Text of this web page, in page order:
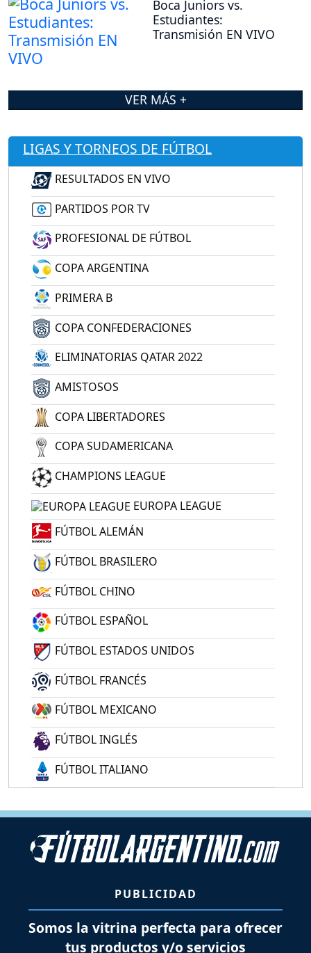
Boca Juniors vs.
Estudiantes:
Transmisión EN VIVO
VER MÁS +
LIGAS Y TORNEOS DE FÚTBOL
RESULTADOS EN VIVO
PARTIDOS POR TV
PROFESIONAL DE FÚTBOL
COPA ARGENTINA
PRIMERA B
COPA CONFEDERACIONES
ELIMINATORIAS QATAR 2022
AMISTOSOS
COPA LIBERTADORES
COPA SUDAMERICANA
CHAMPIONS LEAGUE
EUROPA LEAGUE
FÚTBOL ALEMÁN
FÚTBOL BRASILERO
FÚTBOL CHINO
FÚTBOL ESPAÑOL
FÚTBOL ESTADOS UNIDOS
FÚTBOL FRANCÉS
FÚTBOL MEXICANO
FÚTBOL INGLÉS
FÚTBOL ITALIANO
PUBLICIDAD
Somos la vitrina perfecta para ofrecer
tus productos y/o servicios